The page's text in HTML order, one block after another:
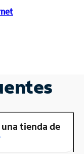
tienda de